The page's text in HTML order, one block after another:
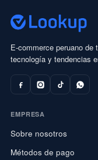
E-commerce peruano
tecnología y tendencias
EMPRESA
Sobre nosotros
Métodos de pago